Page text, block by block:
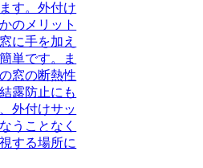
す。外付け
のメリット
に手を加え
単です。ま
窓の断熱性
露防止にも
外付けサッ
うことなく
する場所に